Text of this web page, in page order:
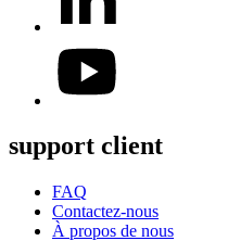
support client
FAQ
Contactez-nous
À propos de nous